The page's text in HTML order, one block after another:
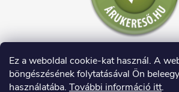
Ez a weboldal cookie-kat használ. A
böngészésének folytatásával Ön
használatába. További információ itt.